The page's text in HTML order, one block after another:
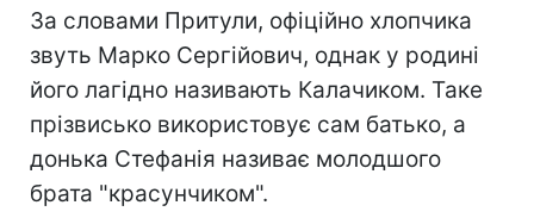
За словами Притули, офіційно хлопчика
звуть Марко Сергійович, однак у родині
його лагідно називають Калачиком. Таке
прізвисько використовує сам батько, а
донька Стефанія називає молодшого
брата "красунчиком".